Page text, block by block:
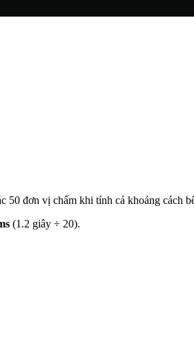
50 đơn vị chấm khi tính cả khoảng cách
(1.2 giây ÷ 20).